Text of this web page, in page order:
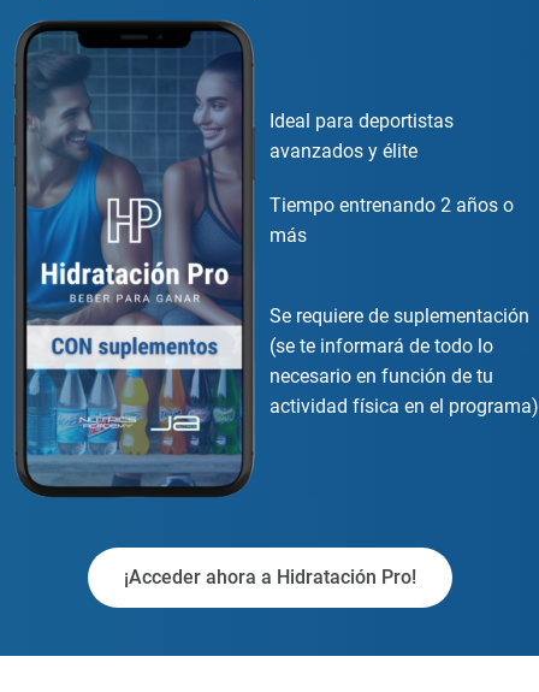
Ideal para deportistas
avanzados y élite
Tiempo entrenando 2 años o
más
Se requiere de suplementación
(se te informará de todo lo
necesario en función de tu
actividad física en el programa)
¡Acceder ahora a Hidratación Pro!